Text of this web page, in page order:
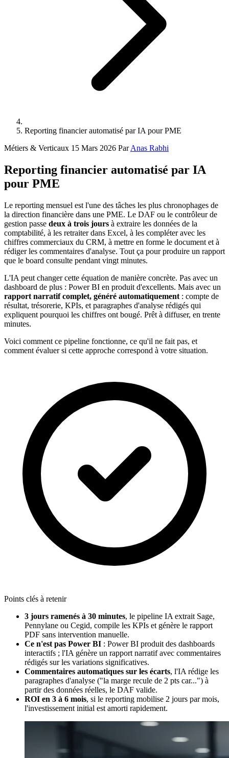
Reporting financier automatisé par IA pour PME
Métiers & Verticaux 15 Mars 2026 ParAnas Rabhi
Reporting financier automatisé par IA
pour PME
Le reporting mensuel est l'une des tâches les plus chronophages de
la direction financière dans une PME. Le DAF ou le contrôleur de
gestion passe deux à trois jours à extraire les données de la
comptabilité, à les retraiter dans Excel, à les compléter avec les
chiffres commerciaux du CRM, à mettre en forme le document et à
rédiger les commentaires d'analyse. Tout ça pour produire un rapport
que le board consulte pendant vingt minutes.
L'IA peut changer cette équation de manière concrète. Pas avec un
dashboard de plus : Power BI en produit d'excellents. Mais avec un
rapport narratif complet, généré automatiquement : compte de
résultat, trésorerie, KPIs, et paragraphes d'analyse rédigés qui
expliquent pourquoi les chiffres ont bougé. Prêt à diffuser, en trente
minutes.
Voici comment ce pipeline fonctionne, ce qu'il ne fait pas, et
comment évaluer si cette approche correspond à votre situation.
Points clés à retenir
3 jours ramenés à 30 minutes, le pipeline IA extrait Sage,
Pennylane ou Cegid, compile les KPIs et génère le rapport
PDF sans intervention manuelle.
Ce n'est pas Power BI : Power BI produit des dashboards
interactifs ; l'IA génère un rapport narratif avec commentaires
rédigés sur les variations significatives.
Commentaires automatiques sur les écarts, l'IA rédige les
paragraphes d'analyse ("la marge recule de 2 pts car...") à
partir des données réelles, le DAF valide.
ROI en 3 à 6 mois, si le reporting mobilise 2 jours par mois,
l'investissement initial est amorti rapidement.